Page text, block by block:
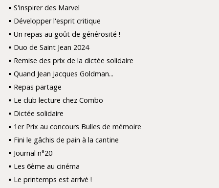
S'inspirer des Marvel
Développer l'esprit critique
Un repas au goût de générosité !
Duo de Saint Jean 2024
Remise des prix de la dictée solidaire
Quand Jean Jacques Goldman...
Repas partage
Le club lecture chez Combo
Dictée solidaire
1er Prix au concours Bulles de mémoire
Fini le gâchis de pain à la cantine
Journal n°20
Les 6ème au cinéma
Le printemps est arrivé !